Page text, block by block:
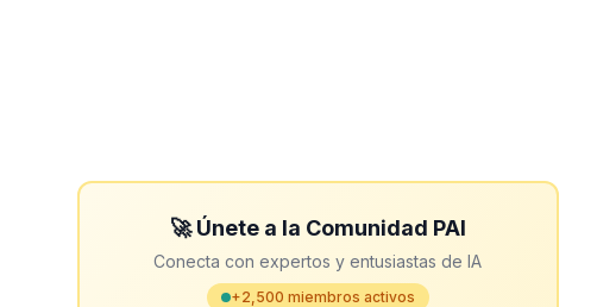
🚀 Únete a la Comunidad PAI
Conecta con expertos y entusiastas de IA
+2,500 miembros activos